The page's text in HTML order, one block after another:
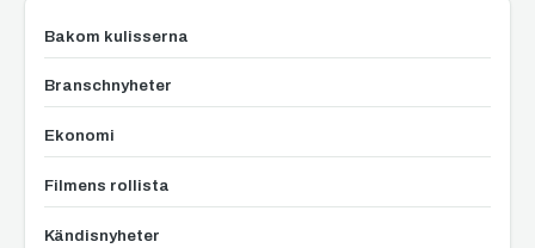
Bakom kulisserna
Branschnyheter
Ekonomi
Filmens rollista
Kändisnyheter